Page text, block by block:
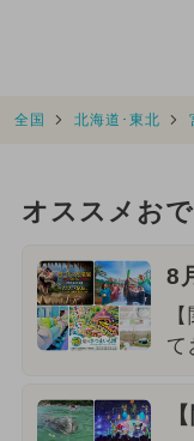
全国 北海道･東北
オススメお
8
て